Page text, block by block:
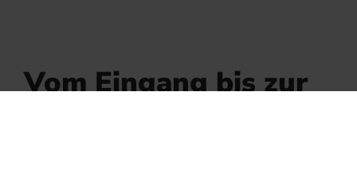
Vom Eingang bis zur